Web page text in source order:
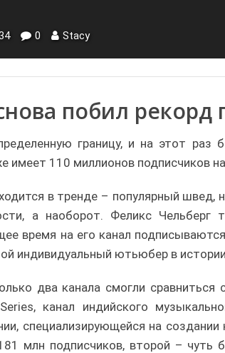
0 Stacy
побил рекорд
границу, и на этот
имеет 110 миллионов подписчиков
в тренде – популярный швед,
а наоборот. Феликс
время на его канал
индивидуальный ютьюбер в
два канала смогли сравниться
канал индийского
специализирующейся на
млн подписчиков, второй – чуть